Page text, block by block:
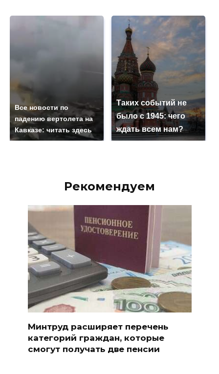
Все новости по
падению вертолета на
Кавказе: читать здесь
Таких событий не
было с 1945: чего
ждать всем нам?
Рекомендуем
Минтруд расширяет перечень
категорий граждан, которые
смогут получать две пенсии